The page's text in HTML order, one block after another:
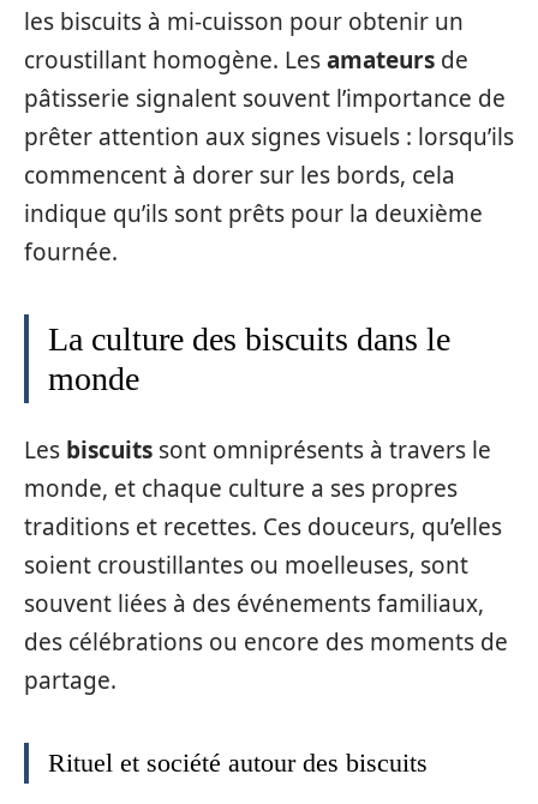
les biscuits à mi-cuisson pour obtenir un
croustillant homogène. Lesamateurs de
pâtisserie signalent souvent l’importance de
prêter attention aux signes visuels : lorsqu’ils
commencent à dorer sur les bords, cela
indique qu’ils sont prêts pour la deuxième
fournée.
La culture des biscuits dans le
monde
Les biscuits sont omniprésents à travers le
monde, et chaque culture a ses propres
traditions et recettes. Ces douceurs, qu’elles
soient croustillantes ou moelleuses, sont
souvent liées à des événements familiaux,
des célébrations ou encore des moments de
partage.
Rituel et société autour des biscuits